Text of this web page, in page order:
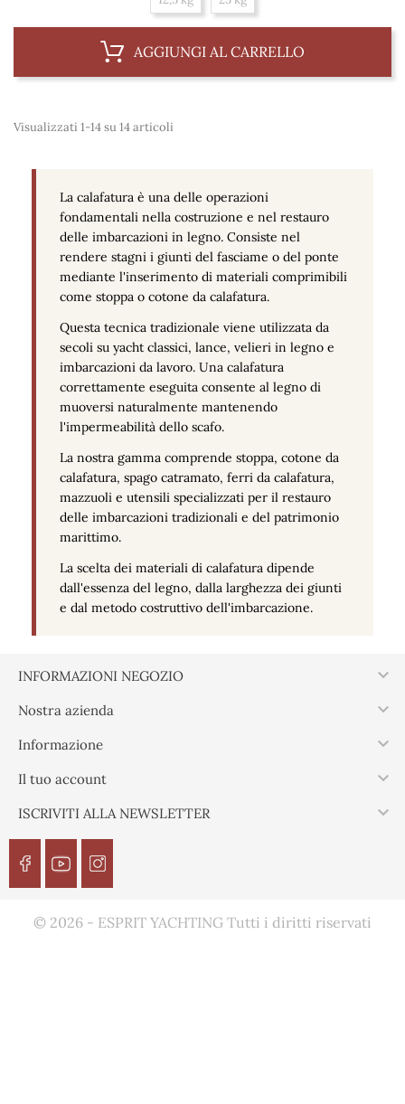
AGGIUNGI AL CARRELLO
Visualizzati 1-14 su 14 articoli
La calafatura è una delle operazioni
fondamentali nella costruzione e nel restauro
delle imbarcazioni in legno. Consiste nel
rendere stagni i giunti del fasciame o del ponte
mediante l'inserimento di materiali comprimibili
come stoppa o cotone da calafatura.
Questa tecnica tradizionale viene utilizzata da
secoli su yacht classici, lance, velieri in legno e
imbarcazioni da lavoro. Una calafatura
correttamente eseguita consente al legno di
muoversi naturalmente mantenendo
l'impermeabilità dello scafo.
La nostra gamma comprende stoppa, cotone da
calafatura, spago catramato, ferri da calafatura,
mazzuoli e utensili specializzati per il restauro
delle imbarcazioni tradizionali e del patrimonio
marittimo.
La scelta dei materiali di calafatura dipende
dall'essenza del legno, dalla larghezza dei giunti
e dal metodo costruttivo dell'imbarcazione.
INFORMAZIONI NEGOZIO 
Nostra azienda 
Informazione 
Il tuo account 
ISCRIVITI ALLA NEWSLETTER 
© 2026 - ESPRIT YACHTING Tutti i diritti riservati